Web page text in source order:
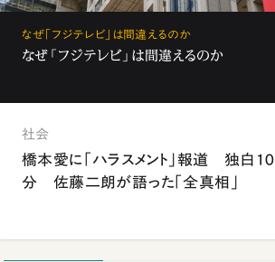
なぜ「フジテレビ」は間違えるのか
なぜ「フジテレビ」は間違えるのか
社会
橋本愛に「ハラスメント」報道 独白
分 佐藤二朗が語った「全真相」